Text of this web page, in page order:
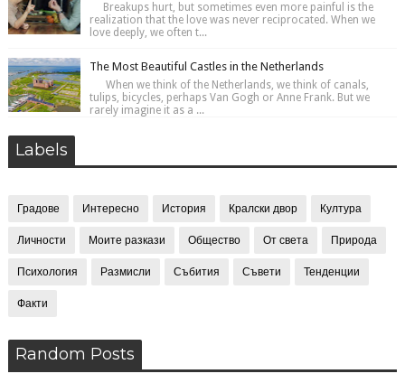
Breakups hurt, but sometimes even more painful is the
realization that the love was never reciprocated. When we
love deeply, we often t...
The Most Beautiful Castles in the Netherlands
When we think of the Netherlands, we think of canals,
tulips, bicycles, perhaps Van Gogh or Anne Frank. But we
rarely imagine it as a ...
Labels
Градове Интересно История Кралски двор Култура
Личности Моите разкази Общество От света Природа
Психология Размисли Събития Съвети Тенденции
Факти
Random Posts